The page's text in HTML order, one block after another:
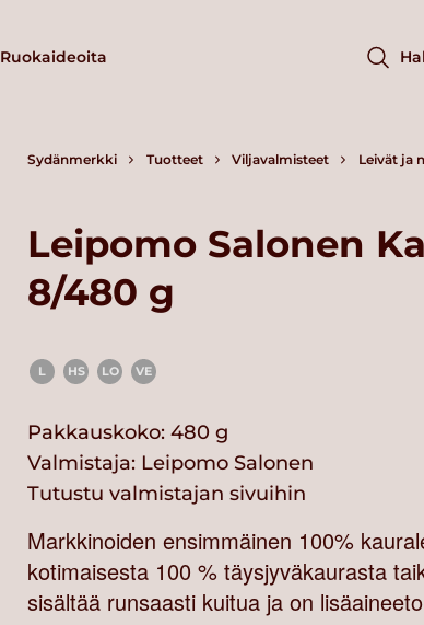
Ruokaideoita
Sydänmerkki Tuotteet Viljavalmisteet Leivät ja
Leipomo Salonen
8/480 g
L HS LO VE
Pakkauskoko: 480 g
Valmistaja: Leipomo Salonen
Tutustu valmistajan sivuihin
Markkinoiden ensimmäinen 100%
kotimaisesta 100 % täysjyväkaurasta
sisältää runsaasti kuitua ja on